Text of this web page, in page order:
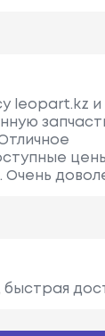
leopart.kz и
Очень
быстрая